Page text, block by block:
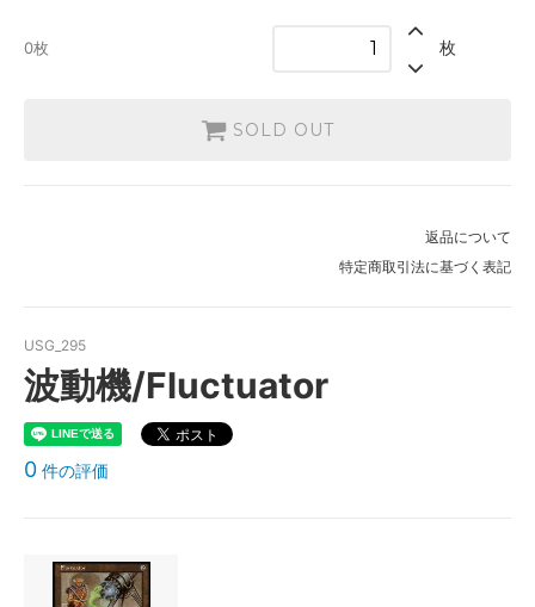
0枚 枚
SOLD OUT
返品について
特定商取引法に基づく表記
USG_295
波動機/Fluctuator
0 件の評価